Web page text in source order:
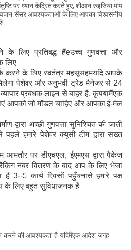
पर ध्यान केंद्रित करते हुए, शीआन रुइजिया माप
सेंसर आवश्यकताओं के लिए आपका विश्वसनीय
के लिए प्रतिबद्ध हैंeउच्च गुणवत्ता और
लिए
करने के लिए स्वतंत्र महसूसहमयदि आपके
पेशेवर और अनुभवी ट्रेड मैनेजर से 24
व्यापार प्रबंधक लाइन से बाहर है, कृपयामैंएक
आपको जो मॉडल चाहिए और आपका ई-मेल
द्वारा अच्छी गुणवत्ता सुनिश्चित की जाती
पहले हमारे पेशेवर क्यूसी टीम द्वारा सख्त
आमतौर पर डीएचएल, ईएमएस द्वारा पैकेज
नंबर वितरण के बाद आप के लिए भेजा
है 3--5 कार्य दिवसों पहुँचनासे हमारे पक्ष
के लिए बहुत सुविधाजनक है
करने की आवश्यकता है यदिमैंएक आदेश जगह